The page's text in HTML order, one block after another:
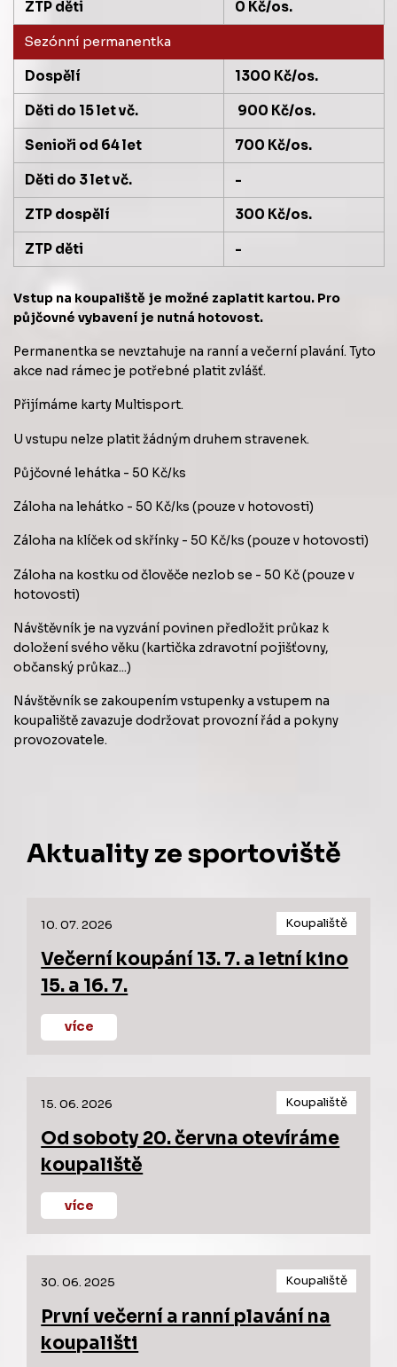
ZTP děti 0 Kč/os.
Sezónní permanentka
Dospělí 1300 Kč/os.
Děti do 15 let vč. 900 Kč/os.
Senioři od 64 let 700 Kč/os.
Děti do 3 let vč. -
ZTP dospělí 300 Kč/os.
ZTP děti -
Vstup na koupaliště je možné zaplatit kartou. Pro
půjčovné vybavení je nutná hotovost.
Permanentka se nevztahuje na ranní a večerní plavání. Tyto
akce nad rámec je potřebné platit zvlášť.
Přijímáme karty Multisport.
U vstupu nelze platit žádným druhem stravenek.
Půjčovné lehátka - 50 Kč/ks
Záloha na lehátko - 50 Kč/ks (pouze v hotovosti)
Záloha na klíček od skřínky - 50 Kč/ks (pouze v hotovosti)
Záloha na kostku od člověče nezlob se - 50 Kč (pouze v
hotovosti)
Návštěvník je na vyzvání povinen předložit průkaz k
doložení svého věku (kartička zdravotní pojišťovny,
občanský průkaz...)
Návštěvník se zakoupením vstupenky a vstupem na
koupaliště zavazuje dodržovat provozní řád a pokyny
provozovatele.
Aktuality ze sportoviště
10. 07. 2026 Koupaliště
Večerní koupání 13. 7. a letní kino
15. a 16. 7.
více
15. 06. 2026 Koupaliště
Od soboty 20. června otevíráme
koupaliště
více
30. 06. 2025 Koupaliště
První večerní a ranní plavání na
koupališti